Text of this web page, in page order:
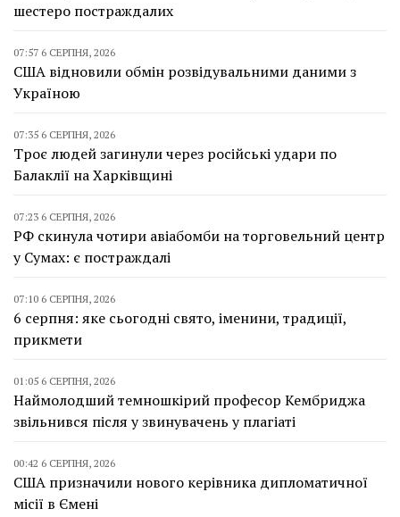
шестеро постраждалих
07:57 6 СЕРПНЯ, 2026
США відновили обмін розвідувальними даними з
Україною
07:35 6 СЕРПНЯ, 2026
Троє людей загинули через російські удари по
Балаклії на Харківщині
07:23 6 СЕРПНЯ, 2026
РФ скинула чотири авіабомби на торговельний центр
у Сумах: є постраждалі
07:10 6 СЕРПНЯ, 2026
6 серпня: яке сьогодні свято, іменини, традиції,
прикмети
01:05 6 СЕРПНЯ, 2026
Наймолодший темношкірий професор Кембриджа
звільнився після у звинувачень у плагіаті
00:42 6 СЕРПНЯ, 2026
США призначили нового керівника дипломатичної
місії в Ємені